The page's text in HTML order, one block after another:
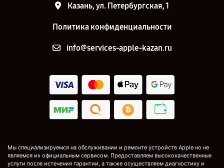
Казань, ул. Петербургская, 1
Политика конфиденциальности
info@services-apple-kazan.ru
Мы специализируемся на обслуживании и ремонте устройств Apple но не
являемся их официальным сервисом. Предоставляем высококачественные
услуги после истечения гарантии, а также осуществляем диагностику и